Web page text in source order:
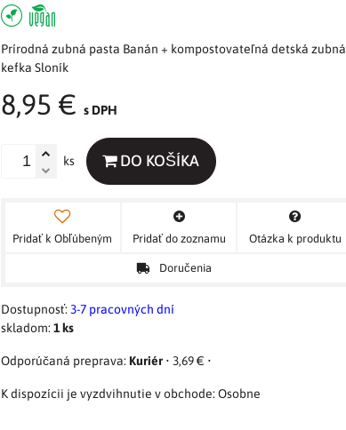
Prírodná zubná pasta Banán + kompostovateľná detská zubná
kefka Sloník
8,95 € s DPH
ks DO KOŠÍKA
Pridať k Obľúbeným Pridať do zoznamu Otázka k produktu
Doručenia
Dostupnosť: 3-7 pracovných dní
skladom: 1ks
Kuriér • 3,69 € •
Osobne